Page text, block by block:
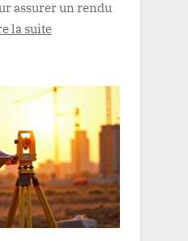
assurer un rendu
la suite